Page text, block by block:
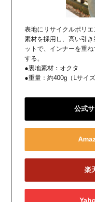
表地にリサイクルポリ
素材を採用し、高い引
ットで、インナーを重
する。
●裏地素材：オクタ
●重量：約400g（Lサイズ
公式
楽